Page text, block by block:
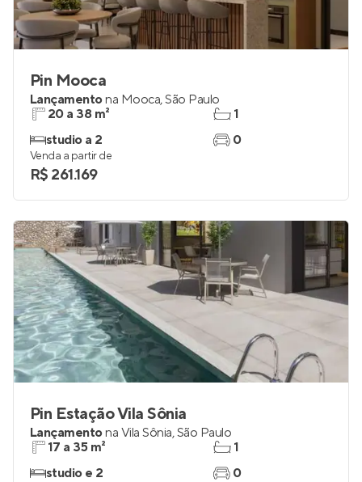
Pin Mooca
Lançamentona Mooca,São Paulo
20 a 38 m²
studio a 2
1
0
Venda a partir de
R$ 261.169
Pin Estação Vila Sônia
Lançamentona Vila Sônia,São Paulo
17 a 35 m²
studio e 2
1
0